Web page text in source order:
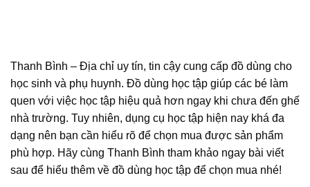
Thanh Bình – Địa chỉ uy tín, tin cậy cung cấp đồ dùng cho
học sinh và phụ huynh. Đồ dùng học tập giúp các bé làm
quen với việc học tập hiệu quả hơn ngay khi chưa đến ghế
nhà trường. Tuy nhiên, dụng cụ học tập hiện nay khá đa
dạng nên bạn cần hiểu rõ để chọn mua được sản phẩm
phù hợp. Hãy cùng Thanh Bình tham khảo ngay bài viết
sau để hiểu thêm về đồ dùng học tập để chọn mua nhé!